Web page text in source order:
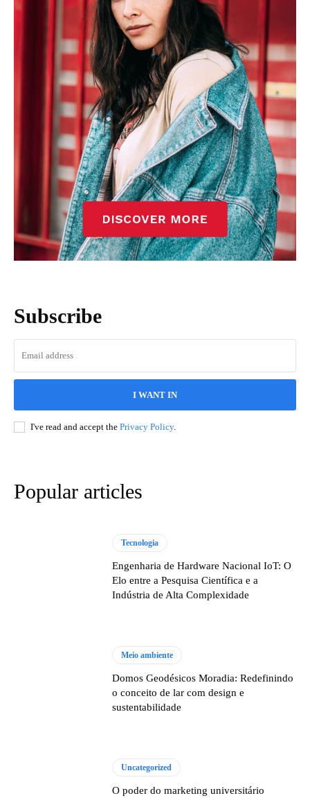
Subscribe
I WANT IN
I've read and accept the Privacy Policy.
Popular articles
Tecnologia
Engenharia de Hardware Nacional IoT: O
Elo entre a Pesquisa Científica e a
Indústria de Alta Complexidade
Meio ambiente
Domos Geodésicos Moradia: Redefinindo
o conceito de lar com design e
sustentabilidade
Uncategorized
O poder do marketing universitário